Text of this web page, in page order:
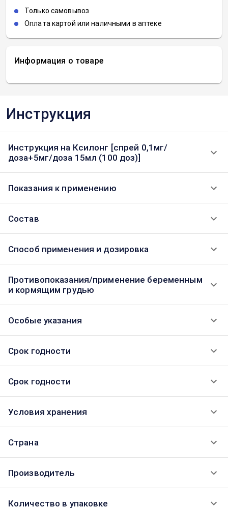
Информация о товаре
Только самовывоз
Оплата картой или наличными в аптеке
Инструкция
Инструкция на Ксилонг [спрей 0,1мг/
доза+5мг/доза 15мл (100 доз)]
Показания к применению
Состав
Способ применения и дозировка
Противопоказания/применение беременным
и кормящим грудью
Особые указания
Срок годности
Срок годности
Условия хранения
Страна
Производитель
Количество в упаковке